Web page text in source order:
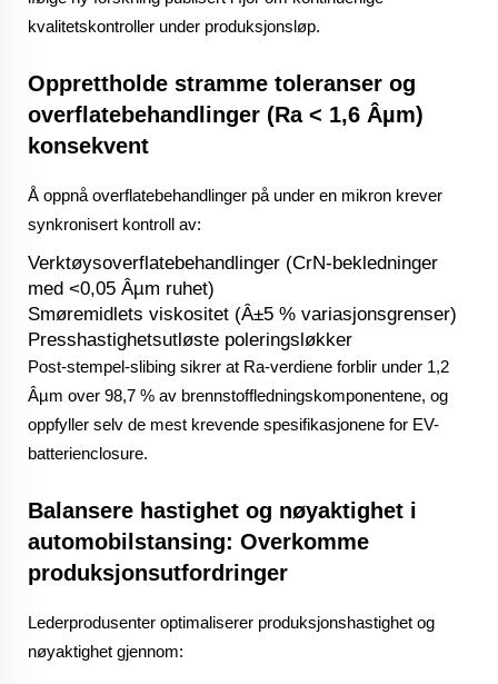
kvalitetskontroller under produksjonsløp.
Opprettholde stramme toleranser og
overflatebehandlinger (Ra < 1,6 Âµm)
konsekvent
Å oppnå overflatebehandlinger på under en mikron krever
synkronisert kontroll av:
Verktøysoverflatebehandlinger (CrN-bekledninger
med <0,05 Âµm ruhet)
Smøremidlets viskositet (Â±5 % variasjonsgrenser)
Presshastighetsutløste poleringsløkker
Post-stempel-slibing sikrer at Ra-verdiene forblir under 1,2
Âµm over 98,7 % av brennstoffledningskomponentene, og
oppfyller selv de mest krevende spesifikasjonene for EV-
batterienclosure.
Balansere hastighet og nøyaktighet i
automobilstansing: Overkomme
produksjonsutfordringer
Lederprodusenter optimaliserer produksjonshastighet og
nøyaktighet gjennom: